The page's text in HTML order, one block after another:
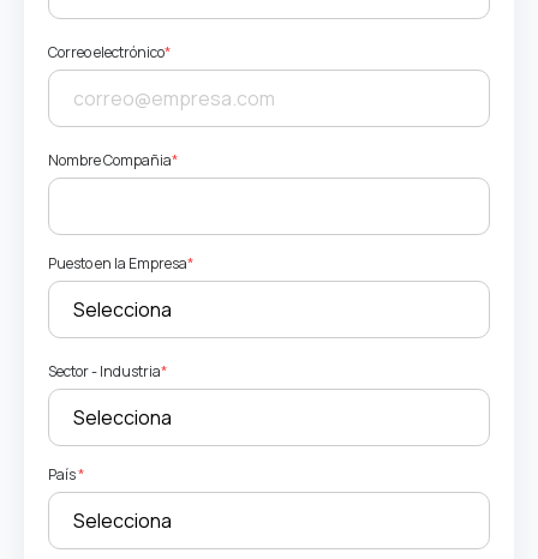
Correo electrónico*
Nombre Compañia*
Puesto en la Empresa*
Sector - Industria*
País*